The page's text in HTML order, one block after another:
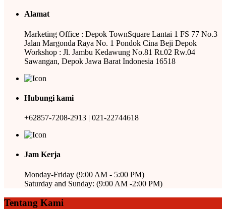
Alamat
Marketing Office : Depok TownSquare Lantai 1 FS 77 No.3
Jalan Margonda Raya No. 1 Pondok Cina Beji Depok
Workshop : Jl. Jambu Kedawung No.81 Rt.02 Rw.04
Sawangan, Depok Jawa Barat Indonesia 16518
Hubungi kami
+62857-7208-2913 | 021-22744618
Jam Kerja
Monday-Friday (9:00 AM - 5:00 PM)
Saturday and Sunday: (9:00 AM -2:00 PM)
Tentang Kami